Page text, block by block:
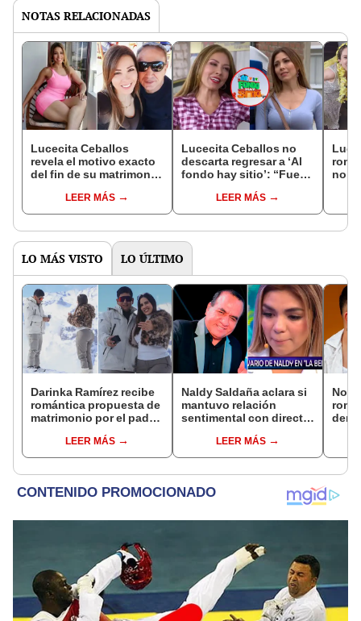
NOTAS RELACIONADAS
Lucecita Ceballos
revela el motivo exacto
del fin de su matrimonio
“Nunca fue celoso”
LEER MÁS
Lucecita Ceballos no
descarta regresar a ‘Al
fondo hay sitio’: “Fue
linda y ojalá se repita”
LEER MÁS
no
LO MÁS VISTO LO ÚLTIMO
Darinka Ramírez recibe
romántica propuesta de
matrimonio por el padre
nervios, lágrimas y
muchísima felicidad"
LEER MÁS
Naldy Saldaña aclara si
mantuvo relación
sentimental con director
denunciarlo por
tocamientos: “Me
LEER MÁS